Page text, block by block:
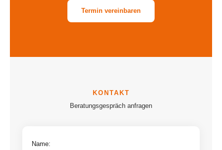
Termin vereinbaren
Beratungsgespräch anfragen
Name: